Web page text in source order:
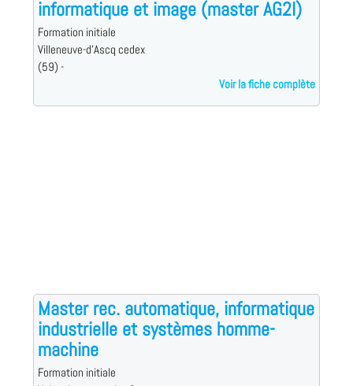
informatique et image (master AG2I)
Formation initiale
Villeneuve-d'Ascq cedex
(59) -
Voir la fiche complète
Master rec. automatique, informatique
industrielle et systèmes homme-
machine
Formation initiale